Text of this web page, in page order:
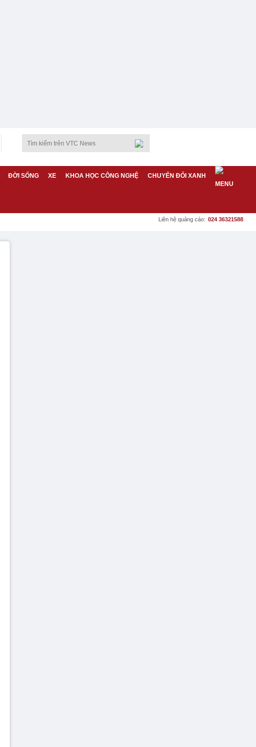
ĐỜI SỐNG XE KHOA HỌC CÔNG NGHỆ CHUYỂN ĐỔI XANH
Liên hệ quảng cáo: 024 36321588